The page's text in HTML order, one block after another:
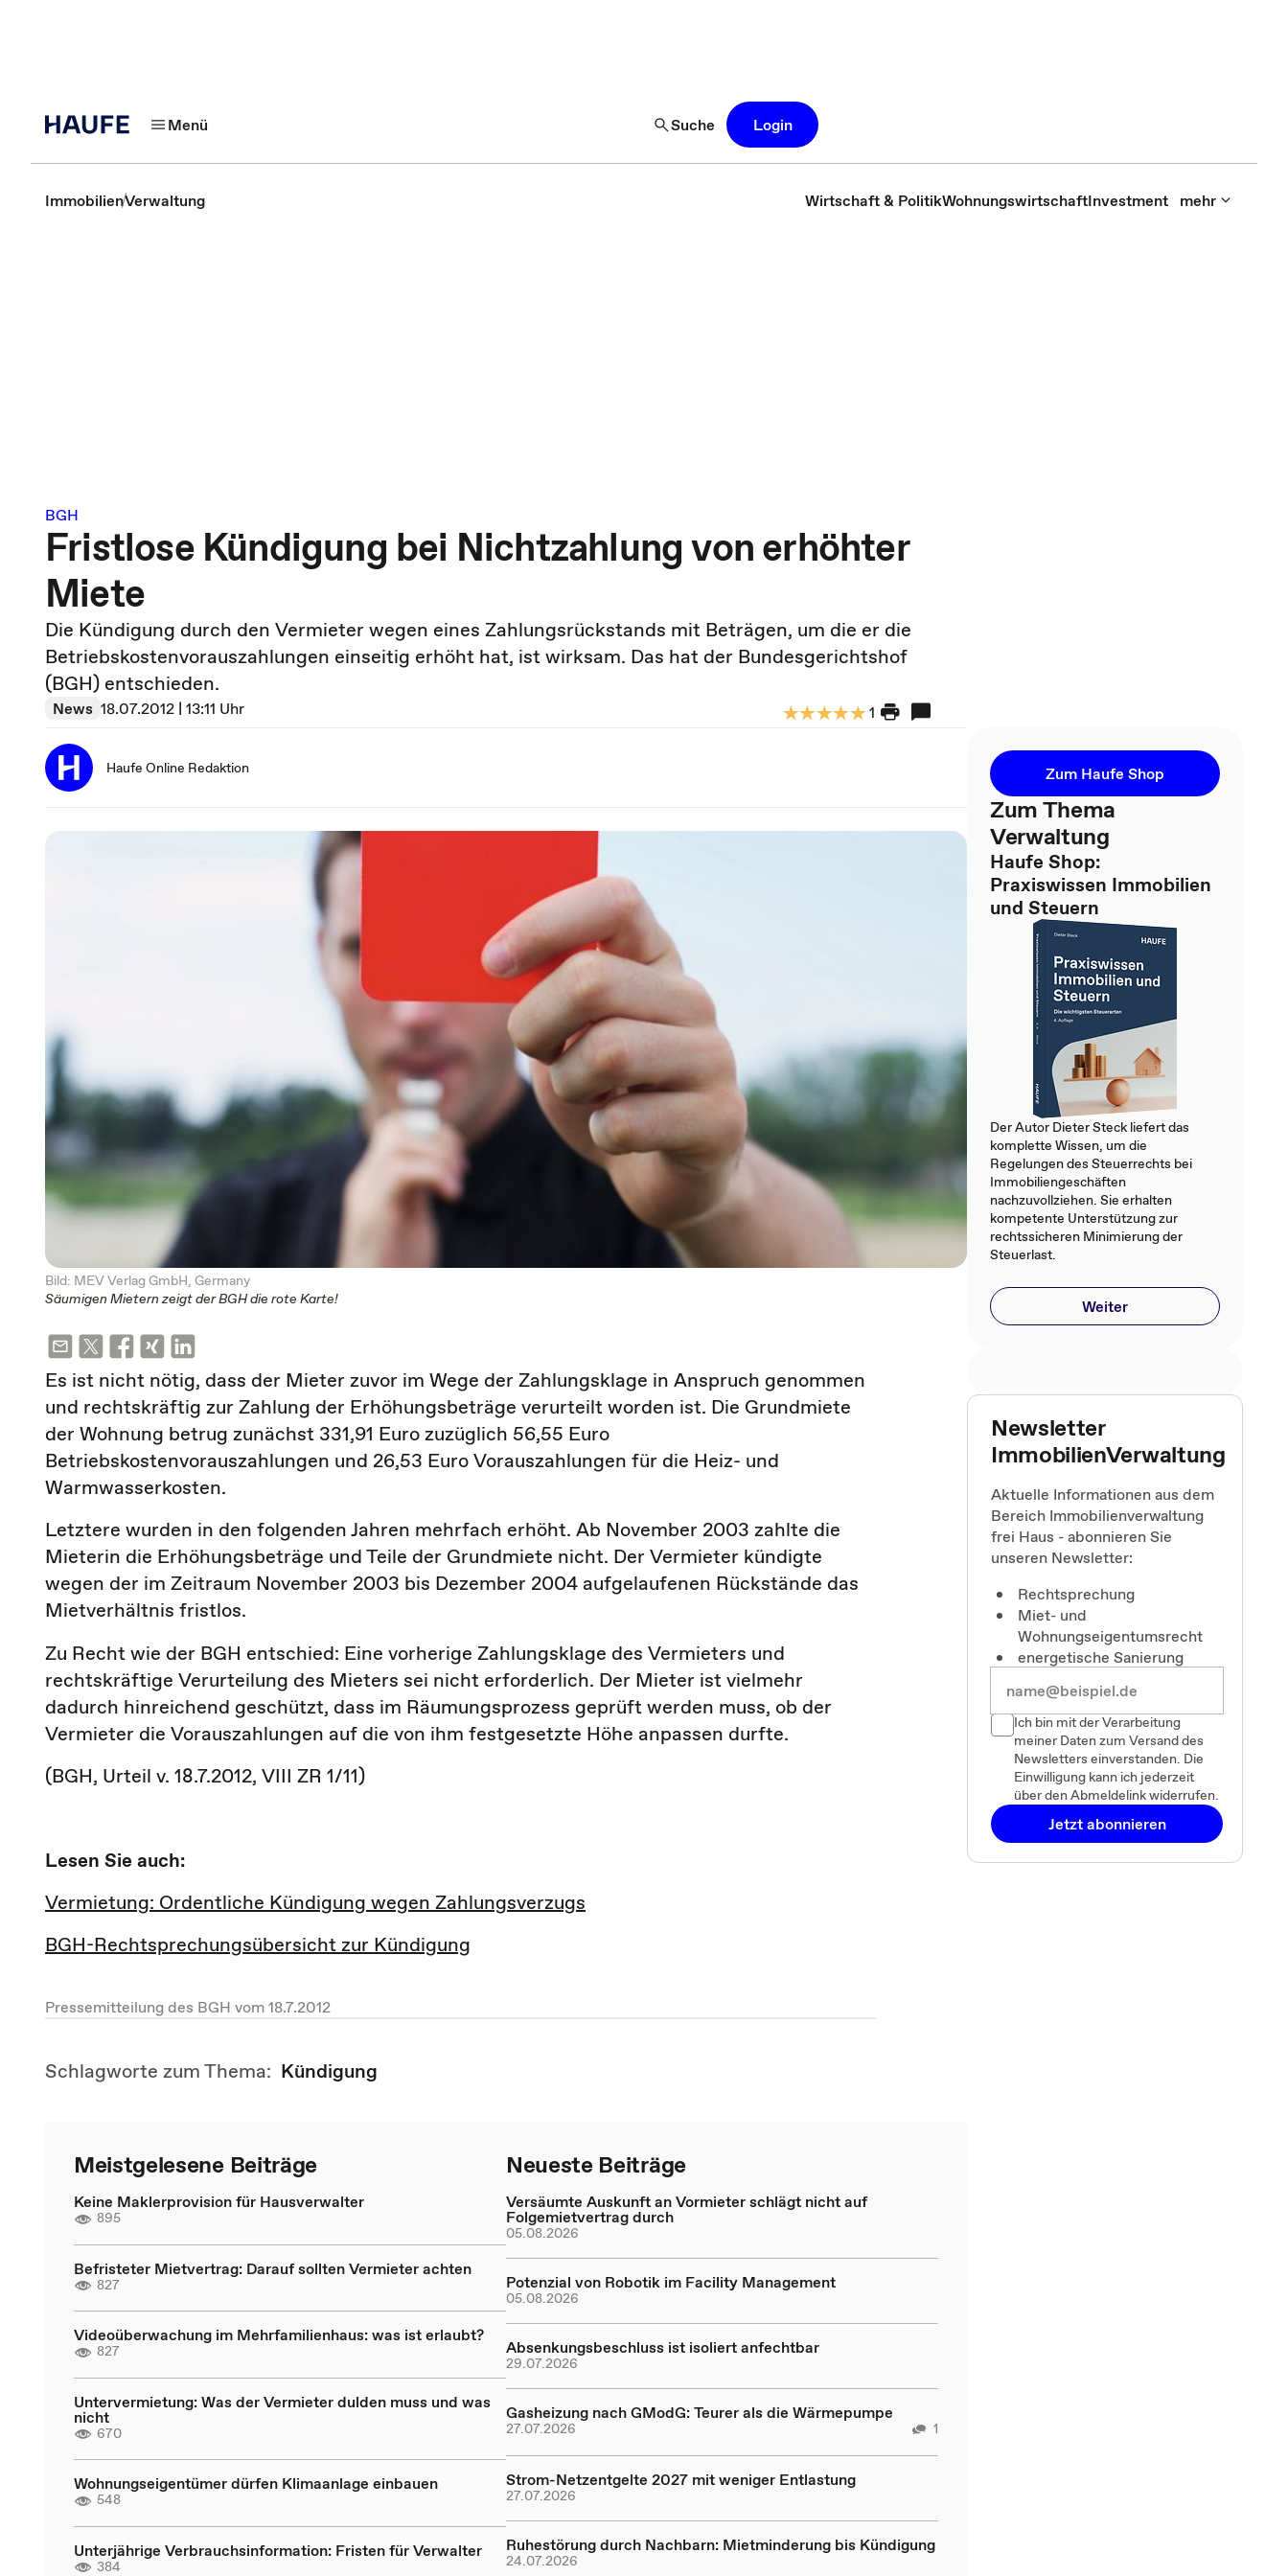
Menü Suche Login
ImmobilienVerwaltung Wirtschaft & PolitikWohnungswirtschaftInvestment mehr
BGH
Fristlose Kündigung bei Nichtzahlung von erhöhter
Miete
Die Kündigung durch den Vermieter wegen eines Zahlungsrückstands mit Beträgen, um die er die
Betriebskostenvorauszahlungen einseitig erhöht hat, ist wirksam. Das hat der Bundesgerichtshof
(BGH) entschieden.
News 18.07.2012 | 13:11 Uhr 1
Haufe Online Redaktion
Bild: MEV Verlag GmbH, Germany
Säumigen Mietern zeigt der BGH die rote Karte!
Es ist nicht nötig, dass der Mieter zuvor im Wege der Zahlungsklage in Anspruch genommen
und rechtskräftig zur Zahlung der Erhöhungsbeträge verurteilt worden ist. Die Grundmiete
der Wohnung betrug zunächst 331,91 Euro zuzüglich 56,55 Euro
Betriebskostenvorauszahlungen und 26,53 Euro Vorauszahlungen für die Heiz- und
Warmwasserkosten.
Letztere wurden in den folgenden Jahren mehrfach erhöht. Ab November 2003 zahlte die
Mieterin die Erhöhungsbeträge und Teile der Grundmiete nicht. Der Vermieter kündigte
wegen der im Zeitraum November 2003 bis Dezember 2004 aufgelaufenen Rückstände das
Mietverhältnis fristlos.
Zu Recht wie der BGH entschied: Eine vorherige Zahlungsklage des Vermieters und
rechtskräftige Verurteilung des Mieters sei nicht erforderlich. Der Mieter ist vielmehr
dadurch hinreichend geschützt, dass im Räumungsprozess geprüft werden muss, ob der
Vermieter die Vorauszahlungen auf die von ihm festgesetzte Höhe anpassen durfte.
(BGH, Urteil v. 18.7.2012, VIII ZR 1/11)
Lesen Sie auch:
Vermietung: Ordentliche Kündigung wegen Zahlungsverzugs
BGH-Rechtsprechungsübersicht zur Kündigung
Pressemitteilung des BGH vom 18.7.2012
Schlagworte zum Thema: Kündigung
Meistgelesene Beiträge
Keine Maklerprovision für Hausverwalter
895
Befristeter Mietvertrag: Darauf sollten Vermieter achten
827
Videoüberwachung im Mehrfamilienhaus: was ist erlaubt?
827
Untervermietung: Was der Vermieter dulden muss und was
nicht
670
Wohnungseigentümer dürfen Klimaanlage einbauen
548
Unterjährige Verbrauchsinformation: Fristen für Verwalter
384
Neueste Beiträge
Versäumte Auskunft an Vormieter schlägt nicht auf
Folgemietvertrag durch
05.08.2026
Potenzial von Robotik im Facility Management
05.08.2026
Absenkungsbeschluss ist isoliert anfechtbar
29.07.2026
Gasheizung nach GModG: Teurer als die Wärmepumpe
27.07.2026 1
Strom-Netzentgelte 2027 mit weniger Entlastung
27.07.2026
Ruhestörung durch Nachbarn: Mietminderung bis Kündigung
24.07.2026
Zum Haufe Shop
Zum Thema
Verwaltung
Haufe Shop:
Praxiswissen Immobilien
und Steuern
Der Autor Dieter Steck liefert das
komplette Wissen, um die
Regelungen des Steuerrechts bei
Immobiliengeschäften
nachzuvollziehen. Sie erhalten
kompetente Unterstützung zur
rechtssicheren Minimierung der
Steuerlast.
Weiter
Newsletter
ImmobilienVerwaltung
Aktuelle Informationen aus dem
Bereich Immobilienverwaltung
frei Haus - abonnieren Sie
unseren Newsletter:
Rechtsprechung
Miet- und
Wohnungseigentumsrecht
energetische Sanierung
Ich bin mit der Verarbeitung
meiner Daten zum Versand des
Newsletters einverstanden. Die
Einwilligung kann ich jederzeit
über den Abmeldelink widerrufen.
Jetzt abonnieren